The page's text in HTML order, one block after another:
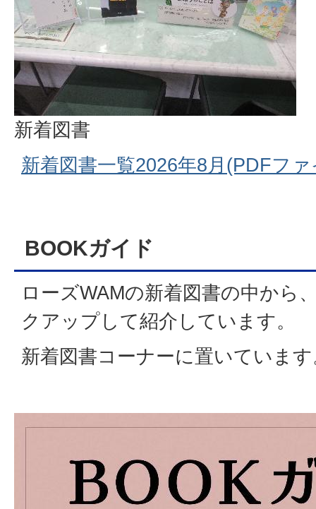
新着図書
新着図書一覧2026年8月(PDFフ
BOOKガイド
ローズWAMの新着図書の中から
クアップして紹介しています。
新着図書コーナーに置いていま